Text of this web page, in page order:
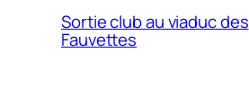
Sortie club au viaduc des
Fauvettes